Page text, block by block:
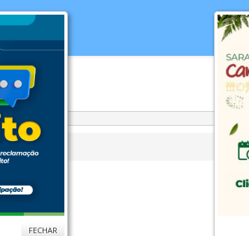
Cidade WebMail
FECHAR